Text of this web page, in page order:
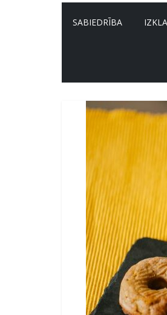
SABIEDRĪBA